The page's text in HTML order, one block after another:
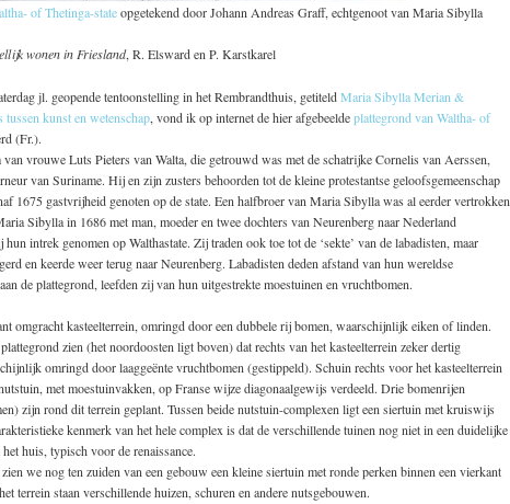
of Thetinga-stateopgetekend door Johann Andreas Graff, echtgenoot van Maria Sibylla
wonen in Friesland, R. Elsward en P. Karstkarel
jl. geopende tentoonstelling in het Rembrandthuis, getiteldMaria Sibylla Merian &
kunst en wetenschap, vond ik op internet de hier afgebeeldeplattegrond van Waltha- of
(Fr.).
van vrouwe Luts Pieters van Walta, die getrouwd was met de schatrijke Cornelis van Aerssen,
van Suriname. Hij en zijn zusters behoorden tot de kleine protestantse geloofsgemeenschap
1675 gastvrijheid genoten op de state. Een halfbroer van Maria Sibylla was al eerder vertrokken
Sibylla in 1686 met man, moeder en twee dochters van Neurenberg naar Nederland
intrek genomen op Walthastate. Zij traden ook toe tot de ‘sekte’ van de labadisten, maar
en keerde weer terug naar Neurenberg. Labadisten deden afstand van hun wereldse
de plattegrond, leefden zij van hun uitgestrekte moestuinen en vruchtbomen.
omgracht kasteelterrein, omringd door een dubbele rij bomen, waarschijnlijk eiken of linden.
zien (het noordoosten ligt boven) dat rechts van het kasteelterrein zeker dertig
omringd door laaggeënte vruchtbomen (gestippeld). Schuin rechts voor het kasteelterrein
met moestuinvakken, op Franse wijze diagonaalgewijs verdeeld. Drie bomenrijen
zijn rond dit terrein geplant. Tussen beide nutstuin-complexen ligt een siertuin met kruiswijs
kenmerk van het hele complex is dat de verschillende tuinen nog niet in een duidelijke
huis, typisch voor de renaissance.
we nog ten zuiden van een gebouw een kleine siertuin met ronde perken binnen een vierkant
terrein staan verschillende huizen, schuren en andere nutsgebouwen.